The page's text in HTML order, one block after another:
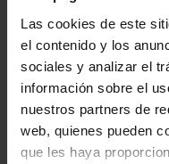
Las cookies de este
el contenido y los
sociales y analizar el
información sobre el
nuestros partners de
web, quienes pueden
que les haya